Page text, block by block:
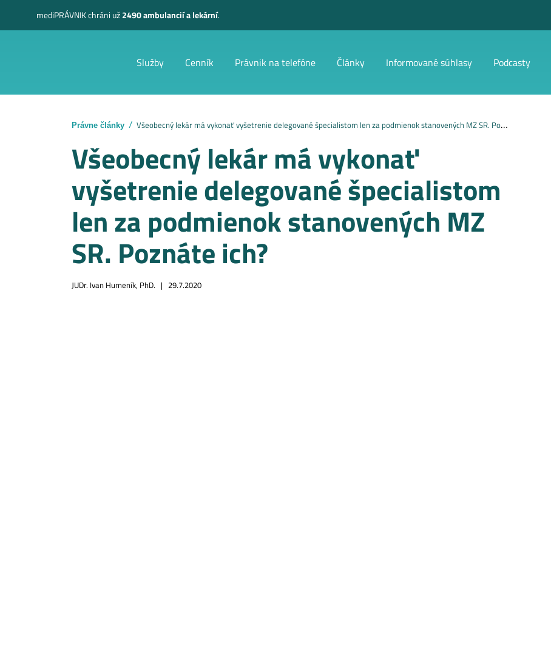
mediPRÁVNIKchráni už2490 ambulancií a lekární.
Služby Cenník Právnik na telefóne Články Informované súhlasy Podcasty
Právne články Všeobecný lekár má vykonať vyšetrenie delegované špecialistom len za podmienok stanovených MZ SR. Poznáte ich?
Všeobecný lekár má vykonať
vyšetrenie delegované špecialistom
len za podmienok stanovených MZ
SR. Poznáte ich?
JUDr. Ivan Humeník, PhD. | 29.7.2020